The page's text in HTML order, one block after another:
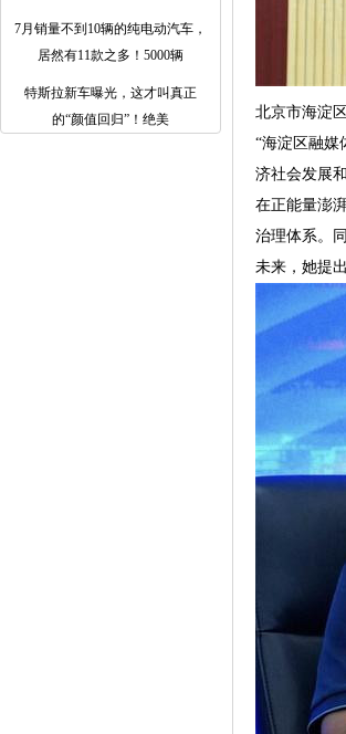
7月销量不到10辆的纯电动汽车，
居然有11款之多！5000辆
特斯拉新车曝光，这才叫真正
的“颜值回归”！绝美
北京市海淀
“海淀区融媒
济社会发展
在正能量澎
治理体系。
未来，她提